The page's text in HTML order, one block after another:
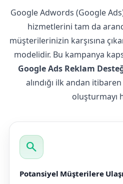
Google Adwords (Google
hizmetlerini tam da
müşterilerinizin karşısına
modelidir. Bu kampanya
Google Ads Reklam
alındığı ilk andan
oluşturmayı
search
Potansiyel Müşterilere